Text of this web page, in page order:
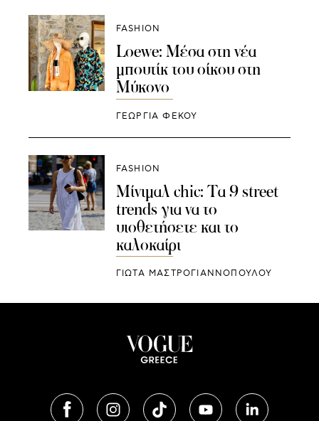
FASHION
Loewe: Μέσα στη νέα
μπουτίκ του οίκου στη
Μύκονο
ΓΕΩΡΓΙΑ ΦΕΚΟΥ
FASHION
Μίνιμαλ chic: Τα 9 street
trends για να το
υιοθετήσετε και το
καλοκαίρι
ΓΙΩΤΑ ΜΑΣΤΡΟΓΙΑΝΝΟΠΟΥΛΟΥ